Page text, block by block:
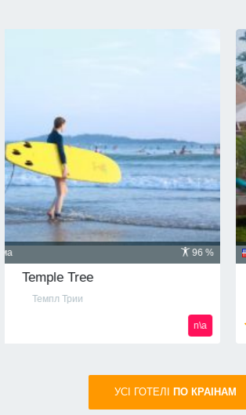
Домініканська республіка, Пунта Кана
УСI ГОТЕЛІ ПО КРАIНАМ